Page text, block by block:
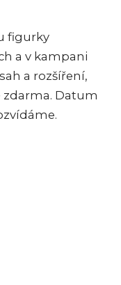
figurky
a v kampani
a rozšíření,
Datum